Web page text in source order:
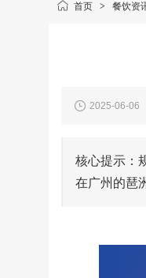
首页 > 餐饮资
2025-06-06
核心提示：
在广州的琶